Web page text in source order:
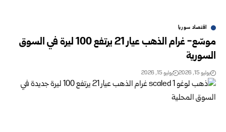
اقتصاد سوريا
موسّع- غرام الذهب عيار 21 يرتفع 100 ليرة في السوق
السورية‎ ‎
يوليو 15, 2026 يوليو 15, 2026